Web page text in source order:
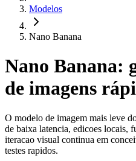
Modelos
Nano Banana
Nano Banana:
de imagens
O modelo de imagem mais leve
de baixa latencia, edicoes locais,
iteracao visual continua em
testes rapidos.